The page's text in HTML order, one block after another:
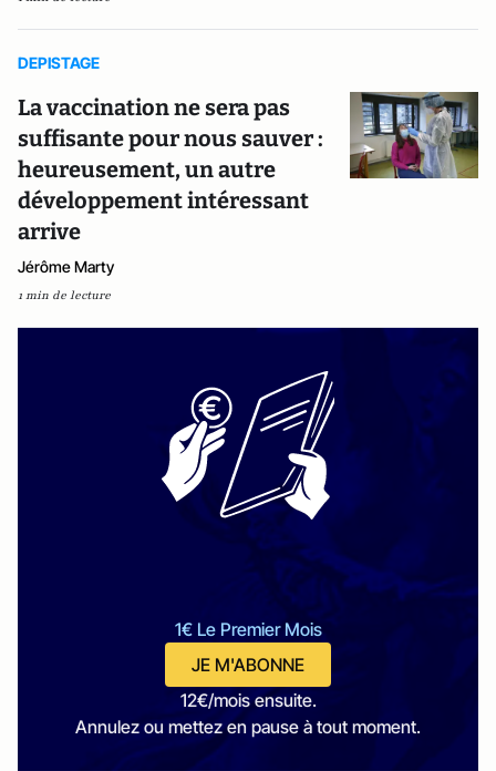
DEPISTAGE
La vaccination ne sera pas
suffisante pour nous sauver :
heureusement, un autre
développement intéressant
arrive
Jérôme Marty
1 min de lecture
1€ Le Premier Mois
JE M'ABONNE
12€/mois ensuite.
Annulez ou mettez en pause à tout moment.